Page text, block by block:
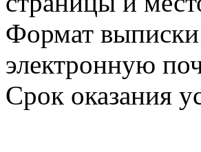
Формат
электронную
Срок оказания